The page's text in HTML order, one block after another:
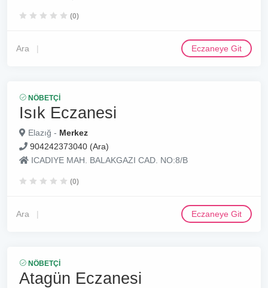
(0)
Ara Eczaneye Git
NÖBETÇI
Isık Eczanesi
Elazığ - Merkez
904242373040 (Ara)
ICADIYE MAH. BALAKGAZI CAD. NO:8/B
(0)
Ara Eczaneye Git
NÖBETÇI
Atagün Eczanesi